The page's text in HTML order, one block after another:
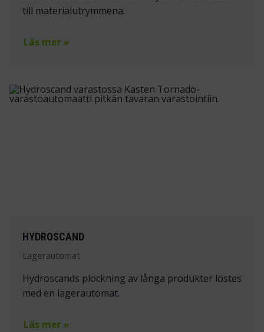
till materialutrymmena.
Läs mer »
HYDROSCAND
Lagerautomat
Hydroscands plockning av långa produkter löstes
med en lagerautomat.
Läs mer »